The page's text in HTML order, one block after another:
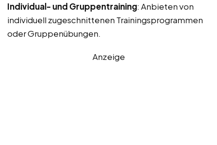
Individual- und Gruppentraining: Anbieten von
individuell zugeschnittenen Trainingsprogrammen
oder Gruppenübungen.
Anzeige